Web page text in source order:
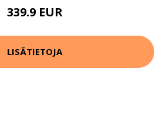
339.9 EUR
LISÄTIETOJA